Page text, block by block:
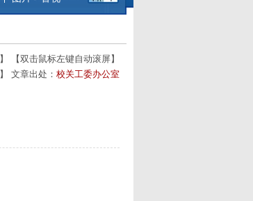
】 【双击鼠标左键自动滚屏】
】 文章出处： 校关工委办公室